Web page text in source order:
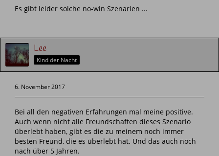
Es gibt leider solche no-win Szenarien ...
Lee
Kind der Nacht
6. November 2017
Bei all den negativen Erfahrungen mal meine positive.
Auch wenn nicht alle Freundschaften dieses Szenario
überlebt haben, gibt es die zu meinem noch immer
besten Freund, die es überlebt hat. Und das auch noch
nach über 5 Jahren.